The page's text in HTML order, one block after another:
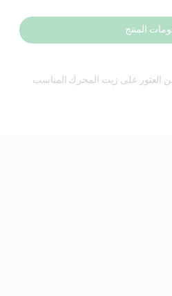
المنتج
من العثور على زيت المحرك المناسب